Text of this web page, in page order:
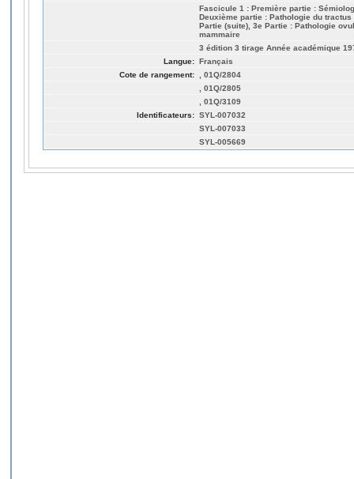
Fascicule 1 : Première partie :
Deuxième partie : Pathologie du
Partie (suite), 3e Partie : Pathologie
mammaire
3 édition 3 tirage Année académique
Langue: Français
Cote de rangement:
, 01Q/2804
, 01Q/2805
, 01Q/3109
Identificateurs: SYL-007032
SYL-007033
SYL-005669